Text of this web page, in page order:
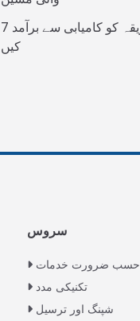
7 سلائیج بیلر ریپر مشینیں جنوبی افریقہ کو کامیابی سے برآمد
کیں
سروس
حسب ضرورت خدمات
تکنیکی مدد
شپنگ اور ترسیل